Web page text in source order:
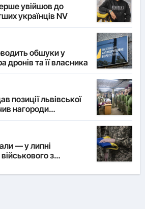
увійшов до
українців NV
обшуки у
дронів та її власника
позиції львівської
нагороди
— у липні
з